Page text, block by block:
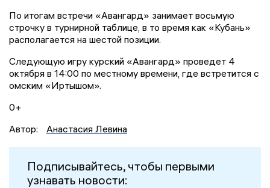
По итогам встречи «Авангард» занимает восьмую
строчку в турнирной таблице, в то время как «Кубань»
располагается на шестой позиции.
Следующую игру курский «Авангард» проведет 4
октября в 14:00 по местному времени, где встретится с
омским «Иртышом».
0+
Автор:
Анастасия Левина
Подписывайтесь, чтобы первыми
узнавать новости: